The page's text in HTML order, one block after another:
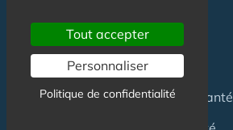
Pour lesProfessionnels
Location locauxen Maison de Santé
Tout accepter
Personnaliser
Politique de confidentialité